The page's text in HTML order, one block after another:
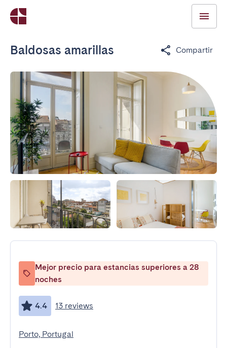
Baldosas amarillas Compartir
Mejor precio para estancias superiores a 28
noches
4.4 13 reviews
Porto, Portugal